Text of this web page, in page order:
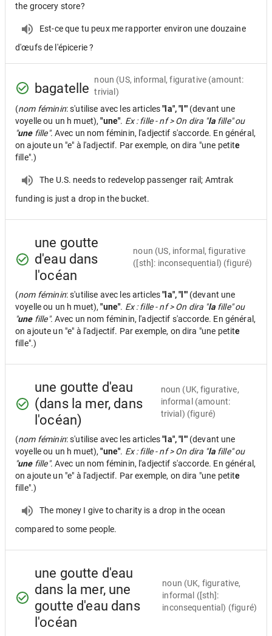
the grocery store?
Est-ce que tu peux me rapporter environ une douzaine
d'œufs de l'épicerie ?
bagatelle
noun (US, informal, figurative (amount:
trivial)
(nom féminin: s'utilise avec les articles"la", "l'" (devant une
voyelle ou un h muet),"une". Ex : fille - nf > On dira "lafille" ou
"unefille". Avec un nom féminin, l'adjectif s'accorde. En général,
on ajoute un "e" à l'adjectif. Par exemple, on dira "une petite
fille".)
The U.S. needs to redevelop passenger rail; Amtrak
funding is just a drop in the bucket.
une goutte
d'eau dans
l'océan
noun (US, informal, figurative
([sth]: inconsequential) (figuré)
(nom féminin: s'utilise avec les articles"la", "l'" (devant une
voyelle ou un h muet),"une". Ex : fille - nf > On dira "lafille" ou
"unefille". Avec un nom féminin, l'adjectif s'accorde. En général,
on ajoute un "e" à l'adjectif. Par exemple, on dira "une petite
fille".)
une goutte d'eau
(dans la mer, dans
l'océan)
noun (UK, figurative,
informal (amount:
trivial) (figuré)
(nom féminin: s'utilise avec les articles"la", "l'" (devant une
voyelle ou un h muet),"une". Ex : fille - nf > On dira "lafille" ou
"unefille". Avec un nom féminin, l'adjectif s'accorde. En général,
on ajoute un "e" à l'adjectif. Par exemple, on dira "une petite
fille".)
The money I give to charity is a drop in the ocean
compared to some people.
une goutte d'eau
dans la mer, une
goutte d'eau dans
l'océan
noun (UK, figurative,
informal ([sth]:
inconsequential) (figuré)